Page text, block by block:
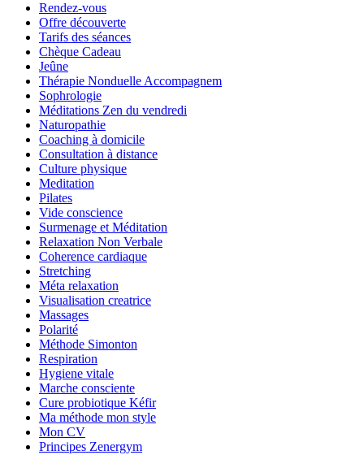
Rendez-vous
Offre découverte
Tarifs des séances
Chèque Cadeau
Jeûne
Thérapie Nonduelle Accompagnem
Sophrologie
Méditations Zen du vendredi
Naturopathie
Coaching à domicile
Consultation à distance
Culture physique
Meditation
Pilates
Vide conscience
Surmenage et Méditation
Relaxation Non Verbale
Coherence cardiaque
Stretching
Méta relaxation
Visualisation creatrice
Massages
Polarité
Méthode Simonton
Respiration
Hygiene vitale
Marche consciente
Cure probiotique Kéfir
Ma méthode mon style
Mon CV
Principes Zenergym